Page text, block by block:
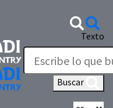
Texto
Buscar